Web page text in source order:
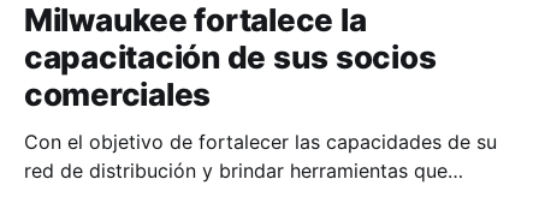
Milwaukee fortalece la
capacitación de sus socios
comerciales
Con el objetivo de fortalecer las capacidades de su
red de distribución y brindar herramientas que